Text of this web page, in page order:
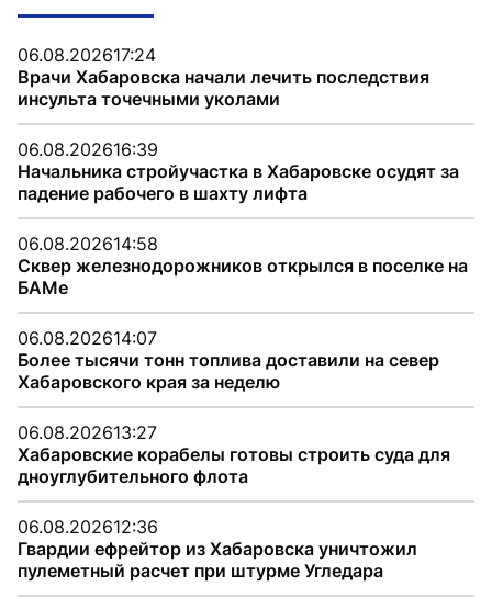
06.08.202617:24
Врачи Хабаровска начали лечить последствия
инсульта точечными уколами
06.08.202616:39
Начальника стройучастка в Хабаровске осудят за
падение рабочего в шахту лифта
06.08.202614:58
Сквер железнодорожников открылся в поселке на
БАМе
06.08.202614:07
Более тысячи тонн топлива доставили на север
Хабаровского края за неделю
06.08.202613:27
Хабаровские корабелы готовы строить суда для
дноуглубительного флота
06.08.202612:36
Гвардии ефрейтор из Хабаровска уничтожил
пулеметный расчет при штурме Угледара